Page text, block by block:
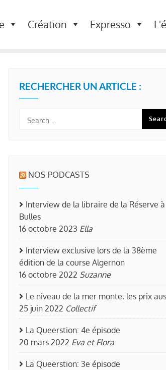
Création Expresso
RECHERCHER UN ARTICLE :
NOS PODCASTS
Interview de la libraire de la Réserve à
Bulles
16 octobre 2023 Ella
Interview exclusive lors de la 38ème
édition de la course Algernon
16 octobre 2022 Suzanne
Le niveau de la mer monte, les prix
25 juin 2022 Collectif
La Queerstion: 4e épisode
20 mars 2022 Eva et Flora
La Queerstion: 3e épisode